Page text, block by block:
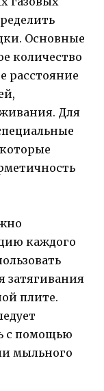
Основные
количество
расстояние
Для
каждого
затягивания
плите.
с помощью
мыльного